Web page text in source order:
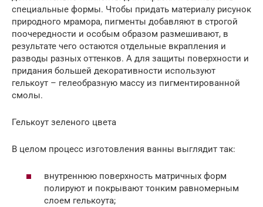
специальные формы. Чтобы придать материалу рисунок
природного мрамора, пигменты добавляют в строгой
поочередности и особым образом размешивают, в
результате чего остаются отдельные вкрапления и
разводы разных оттенков. А для защиты поверхности и
придания большей декоративности используют
гелькоут – гелеобразную массу из пигментированной
смолы.
Гелькоут зеленого цвета
В целом процесс изготовления ванны выглядит так:
внутреннюю поверхность матричных форм
полируют и покрывают тонким равномерным
слоем гелькоута;